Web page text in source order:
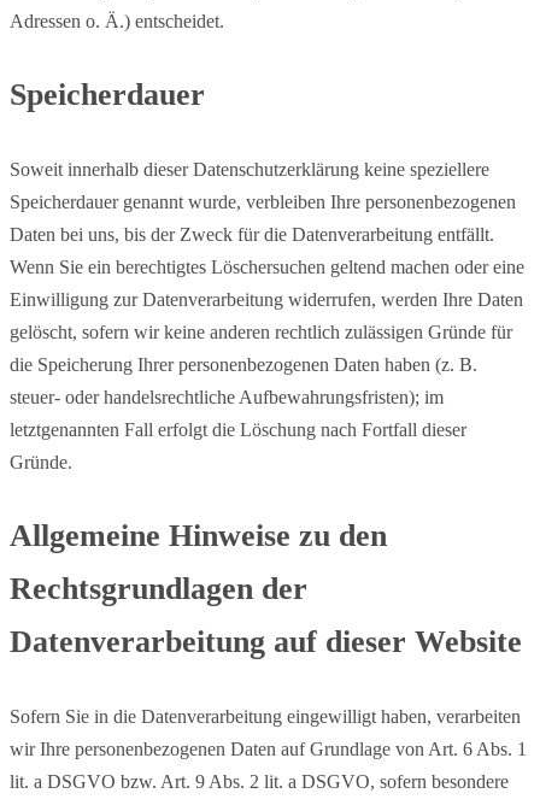
Adressen o. Ä.) entscheidet.
Speicherdauer
Soweit innerhalb dieser Datenschutzerklärung keine speziellere
Speicherdauer genannt wurde, verbleiben Ihre personenbezogenen
Daten bei uns, bis der Zweck für die Datenverarbeitung entfällt.
Wenn Sie ein berechtigtes Löschersuchen geltend machen oder eine
Einwilligung zur Datenverarbeitung widerrufen, werden Ihre Daten
gelöscht, sofern wir keine anderen rechtlich zulässigen Gründe für
die Speicherung Ihrer personenbezogenen Daten haben (z. B.
steuer- oder handelsrechtliche Aufbewahrungsfristen); im
letztgenannten Fall erfolgt die Löschung nach Fortfall dieser
Gründe.
Allgemeine Hinweise zu den
Rechtsgrundlagen der
Datenverarbeitung auf dieser Website
Sofern Sie in die Datenverarbeitung eingewilligt haben, verarbeiten
wir Ihre personenbezogenen Daten auf Grundlage von Art. 6 Abs. 1
lit. a DSGVO bzw. Art. 9 Abs. 2 lit. a DSGVO, sofern besondere